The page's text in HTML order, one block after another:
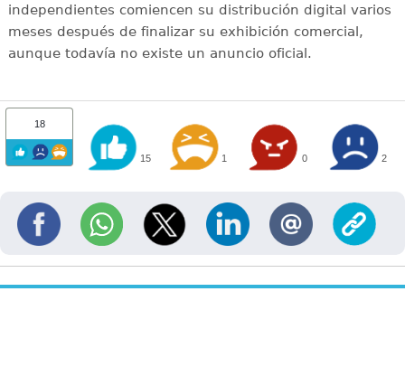
independientes comiencen su distribución digital varios
meses después de finalizar su exhibición comercial,
aunque todavía no existe un anuncio oficial.
18
15 1 0 2